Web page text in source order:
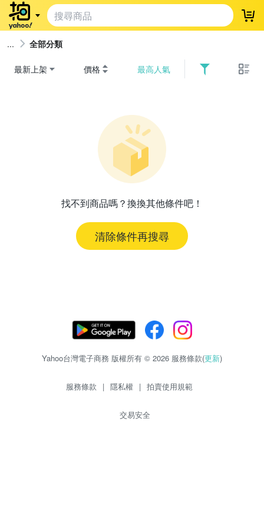
登
全部分類
最新上架 價格 最高人氣
找不到商品嗎？換換其他條件吧！
清除條件再搜尋
Yahoo台灣電子商務 版權所有 © 2026 服務條款(更新)
服務條款 | 隱私權 | 拍賣使用規範
交易安全